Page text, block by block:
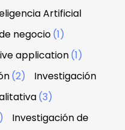
Artificial
negocio(1)
application(1)
(2)
Investigación
(3)
Investigación de